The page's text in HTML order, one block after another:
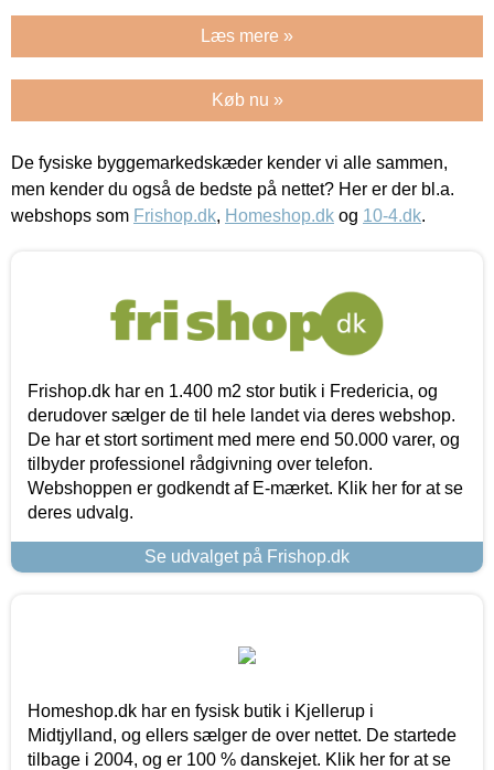
Læs mere »
Køb nu »
De fysiske byggemarkedskæder kender vi alle sammen,
men kender du også de bedste på nettet? Her er der bl.a.
webshops som Frishop.dk, Homeshop.dk og 10-4.dk.
Frishop.dk har en 1.400 m2 stor butik i Fredericia, og
derudover sælger de til hele landet via deres webshop.
De har et stort sortiment med mere end 50.000 varer, og
tilbyder professionel rådgivning over telefon.
Webshoppen er godkendt af E-mærket. Klik her for at se
deres udvalg.
Se udvalget på Frishop.dk
Homeshop.dk har en fysisk butik i Kjellerup i
Midtjylland, og ellers sælger de over nettet. De startede
tilbage i 2004, og er 100 % danskejet. Klik her for at se